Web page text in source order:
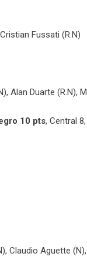
Fussati (R.N)
Alan Duarte (R.N),
10 pts, Central
Claudio Aguette